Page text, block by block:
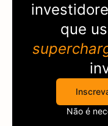
que
Não é